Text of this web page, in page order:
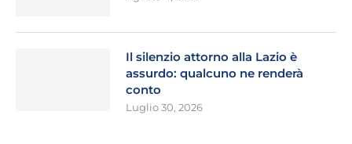
Il silenzio attorno alla Lazio è
assurdo: qualcuno ne renderà
conto
Luglio 30, 2026